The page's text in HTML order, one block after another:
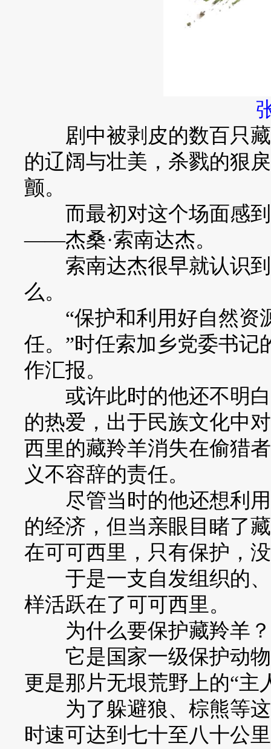
剧中被剥皮的数百只藏
的辽阔与壮美，杀戮的狠
颤。
而最初对这个场面感到
——杰桑·索南达杰。
索南达杰很早就认识到
么。
“保护和利用好自然资
任。”时任索加乡党委书记
作汇报。
或许此时的他还不明白
的热爱，出于民族文化中
西里的藏羚羊消失在偷猎
义不容辞的责任。
尽管当时的他还想利用
的经济，但当亲眼目睹了
在可可西里，只有保护，
于是一支自发组织的、
样活跃在了可可西里。
为什么要保护藏羚羊？
它是国家一级保护动物
更是那片无垠荒野上的“主
为了躲避狼、棕熊等这
时速可达到七十至八十公